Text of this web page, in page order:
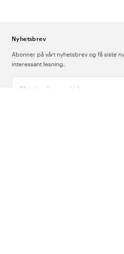
Nyhetsbrev
Abonner på vårt nyhetsbrev og få siste
interessant lesning.